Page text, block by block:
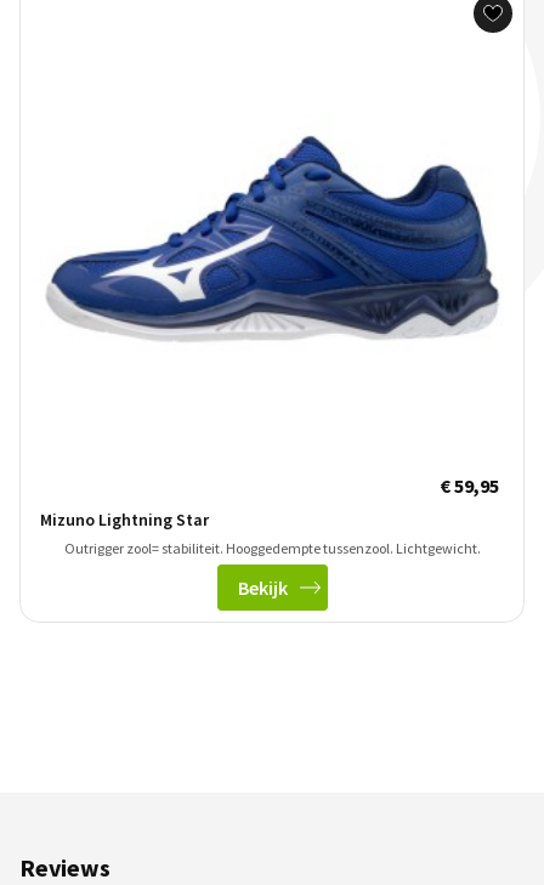
€ 59,95
Mizuno Lightning Star
Outrigger zool= stabiliteit. Hooggedempte tussenzool. Lichtgewicht.
Bekijk
Reviews